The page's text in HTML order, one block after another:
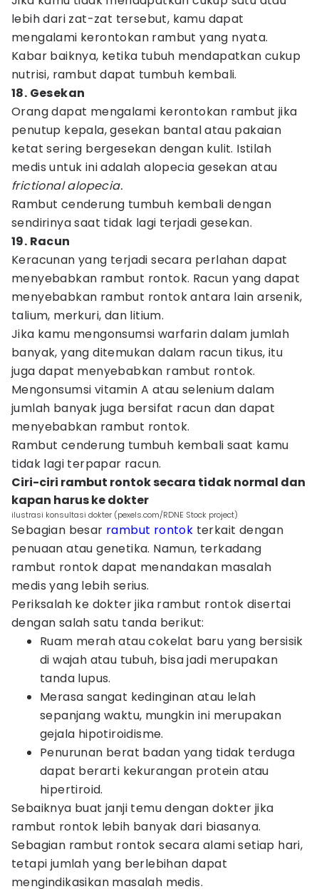
lebih dari zat-zat tersebut, kamu dapat
mengalami kerontokan rambut yang nyata.
Kabar baiknya, ketika tubuh mendapatkan cukup
nutrisi, rambut dapat tumbuh kembali.
18. Gesekan
Orang dapat mengalami kerontokan rambut jika
penutup kepala, gesekan bantal atau pakaian
ketat sering bergesekan dengan kulit. Istilah
medis untuk ini adalah alopecia gesekan atau
frictional alopecia.
Rambut cenderung tumbuh kembali dengan
sendirinya saat tidak lagi terjadi gesekan.
19. Racun
Keracunan yang terjadi secara perlahan dapat
menyebabkan rambut rontok. Racun yang dapat
menyebabkan rambut rontok antara lain arsenik,
talium, merkuri, dan litium.
Jika kamu mengonsumsi warfarin dalam jumlah
banyak, yang ditemukan dalam racun tikus, itu
juga dapat menyebabkan rambut rontok.
Mengonsumsi vitamin A atau selenium dalam
jumlah banyak juga bersifat racun dan dapat
menyebabkan rambut rontok.
Rambut cenderung tumbuh kembali saat kamu
tidak lagi terpapar racun.
Ciri-ciri rambut rontok secara tidak normal dan
kapan harus ke dokter
ilustrasi konsultasi dokter (pexels.com/RDNE Stock project)
Sebagian besar rambut rontok terkait dengan
penuaan atau genetika. Namun, terkadang
rambut rontok dapat menandakan masalah
medis yang lebih serius.
Periksalah ke dokter jika rambut rontok disertai
dengan salah satu tanda berikut:
Ruam merah atau cokelat baru yang bersisik
di wajah atau tubuh, bisa jadi merupakan
tanda lupus.
Merasa sangat kedinginan atau lelah
sepanjang waktu, mungkin ini merupakan
gejala hipotiroidisme.
Penurunan berat badan yang tidak terduga
dapat berarti kekurangan protein atau
hipertiroid.
Sebaiknya buat janji temu dengan dokter jika
rambut rontok lebih banyak dari biasanya.
Sebagian rambut rontok secara alami setiap hari,
tetapi jumlah yang berlebihan dapat
mengindikasikan masalah medis.